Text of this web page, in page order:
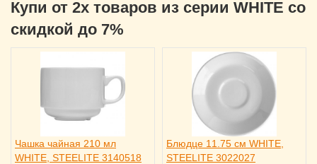
Купи от 2х товаров из серии WHITE со
скидкой до 7%
Чашка чайная 210 мл
WHITE, STEELITE 3140518
Блюдце 11.75 см WHITE,
STEELITE 3022027